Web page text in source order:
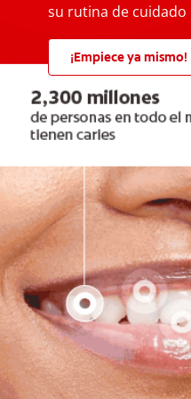
su rutina de cuidado
¡Empiece ya mismo!